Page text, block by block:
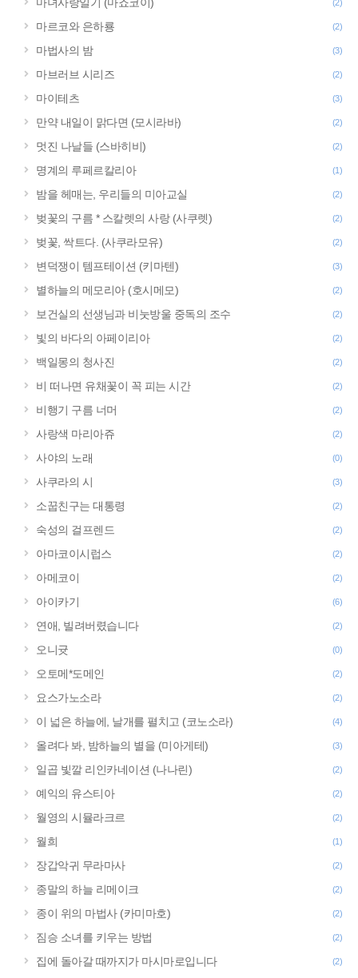
(2)
마르코와 은하룡 (2)
마법사의 밤 (3)
마브러브 시리즈 (2)
마이테츠 (3)
만약 내일이 맑다면 (모시라바) (2)
멋진 나날들 (스바히비) (2)
명계의 루페르칼리아 (1)
밤을 헤매는, 우리들의 미아교실 (2)
벚꽃의 구름 * 스칼렛의 사랑 (사쿠렛) (2)
벚꽃, 싹트다. (사쿠라모유) (2)
변덕쟁이 템프테이션 (키마텐) (3)
별하늘의 메모리아 (호시메모) (2)
보건실의 선생님과 비눗방울 중독의 조수 (2)
빛의 바다의 아페이리아 (2)
백일몽의 청사진 (2)
비 떠나면 유채꽃이 꼭 피는 시간 (2)
비행기 구름 너머 (2)
사랑색 마리아쥬 (2)
사야의 노래 (0)
사쿠라의 시 (3)
소꿉친구는 대통령 (2)
숙성의 걸프렌드 (2)
아마코이시럽스 (2)
아메코이 (2)
아이카기 (6)
연애, 빌려버렸습니다 (2)
오니귯 (0)
오토메*도메인 (2)
요스가노소라 (2)
이 넓은 하늘에, 날개를 펼치고 (코노소라) (4)
올려다 봐, 밤하늘의 별을 (미아게테) (3)
일곱 빛깔 리인카네이션 (나나린) (2)
예익의 유스티아 (2)
월영의 시뮬라크르 (2)
월희 (1)
장갑악귀 무라마사 (2)
종말의 하늘 리메이크 (2)
종이 위의 마법사 (카미마호) (2)
짐승 소녀를 키우는 방법 (2)
집에 돌아갈 때까지가 마시마로입니다 (2)